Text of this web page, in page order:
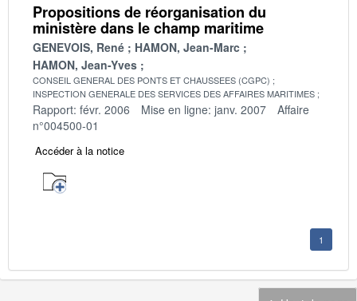
Propositions de réorganisation du
ministère dans le champ maritime
GENEVOIS, René
HAMON, Jean-Marc
HAMON, Jean-Yves
CONSEIL GENERAL DES PONTS ET CHAUSSEES (CGPC)
INSPECTION GENERALE DES SERVICES DES AFFAIRES MARITIMES
Rapport: févr. 2006 Mise en ligne: janv. 2007
Affaire
n°004500-01
Accéder à la notice
1